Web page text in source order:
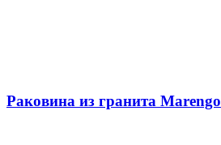
Раковина из гранита Marengo